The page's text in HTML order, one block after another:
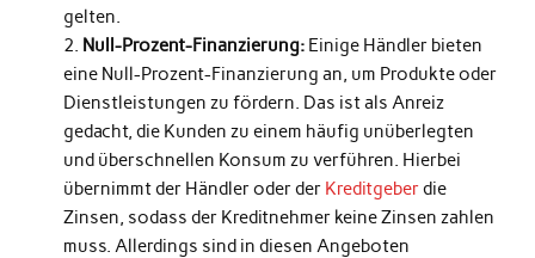
gelten.
Null-Prozent-Finanzierung: Einige Händler bieten
eine Null-Prozent-Finanzierung an, um Produkte oder
Dienstleistungen zu fördern. Das ist als Anreiz
gedacht, die Kunden zu einem häufig unüberlegten
und überschnellen Konsum zu verführen. Hierbei
übernimmt der Händler oder der Kreditgeberdie
Zinsen, sodass der Kreditnehmer keine Zinsen zahlen
muss. Allerdings sind in diesen Angeboten